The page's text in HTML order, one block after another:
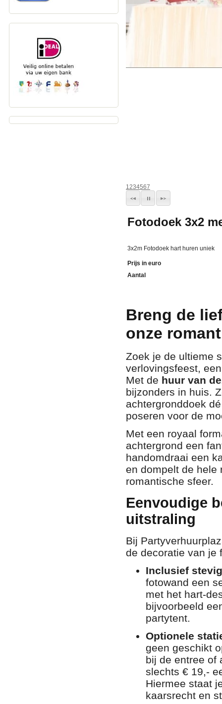
1234567
Fotodoek 3x2
3x2m Fotodoek hart huren uniek
Prijs in euro
Aantal
Breng de
onze
Zoek je de ultieme
verlovingsfeest,
Met de huur van
bijzonders in huis.
achtergronddoek
poseren voor de
Met een royaal
achtergrond een
handomdraai een
en dompelt de hele
romantische sfeer.
Eenvoudige
uitstraling
Bij
de decoratie van je
Inclusief
fotowand een
met het hart-
bijvoorbeeld
partytent.
Optionele
geen geschikt
bij de entree of
slechts € 19,-
Hiermee staat
kaarsrecht en